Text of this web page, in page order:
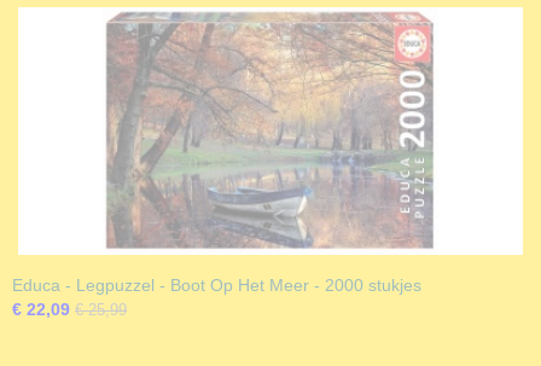
Educa - Legpuzzel - Boot Op Het Meer - 2000 stukjes
€ 22,09 € 25,99